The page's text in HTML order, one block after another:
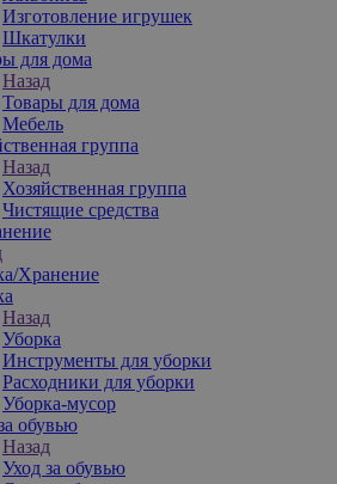
Изготовление игрушек
Шкатулки
для дома
Назад
Товары для дома
Мебель
группа
Назад
Хозяйственная группа
Чистящие средства
Хранение
Назад
Уборка
Инструменты для уборки
Расходники для уборки
Уборка-мусор
обувью
Назад
Уход за обувью